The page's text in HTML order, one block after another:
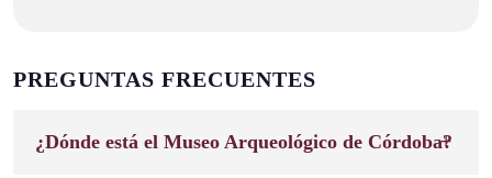
PREGUNTAS FRECUENTES
¿Dónde está el Museo Arqueológico de Córdoba?